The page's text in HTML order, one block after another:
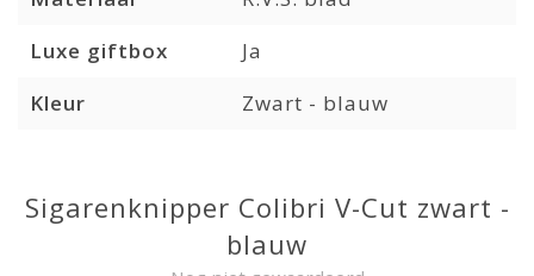
Luxe giftbox
Ja
Kleur
Zwart - blauw
Sigarenknipper Colibri V-Cut zwart -
blauw